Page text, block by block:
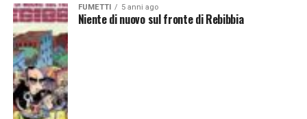
FUMETTI 5 anni ago
Niente di nuovo sul fronte di Rebibbia